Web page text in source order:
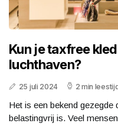
Kun je taxfree
luchthaven?
25 juli 2024 2 min
Het is een bekend gezegde
belastingvrij is. Veel